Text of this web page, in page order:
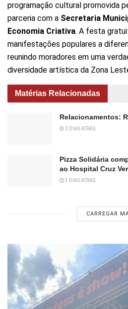
programação cultural promovida
parceria com a Secretaria
Economia Criativa. A festa
manifestações populares a
reunindo moradores em uma
diversidade artística da Zona
Matérias Relacionadas
Relacionamentos:
2 DIAS ATRÁS
Pizza Solidária
ao Hospital Cruz
3 DIAS ATRÁS
CARREGAR